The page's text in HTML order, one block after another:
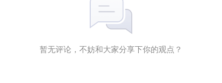
暂无评论，不妨和大家分享下你的观点？